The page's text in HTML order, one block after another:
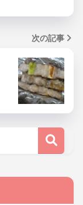
次の記事